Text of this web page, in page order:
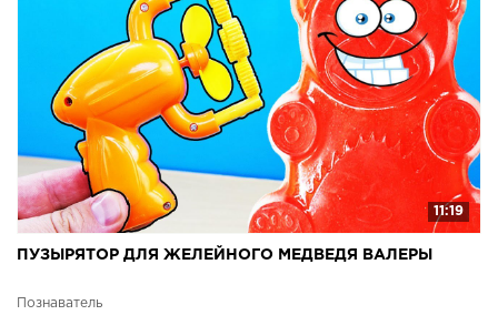
11:19
ПУЗЫРЯТОР ДЛЯ ЖЕЛЕЙНОГО МЕДВЕДЯ ВАЛЕРЫ
Познаватель